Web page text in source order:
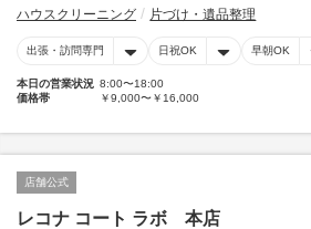
ハウスクリーニング 片づけ・遺品整理
出張・訪問専門 日祝OK 早朝OK
本日の営業状況 8:00〜18:00
価格帯
￥9,000〜￥16,000
店舗公式
レコナ コート ラボ 本店